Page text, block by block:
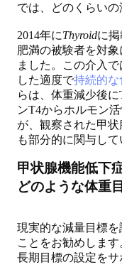
では、どのくらい
2014年にThyroidに
肥満の被験者を対
ました。この介入
した適度で持続的な
らは、体重減少後
ンT4からホルモン
が、観察された甲
も部分的に関与して
甲状腺機能低下
どのような体重
現実的な減量目標
ことをお勧めしま
長期目標の設定をサ